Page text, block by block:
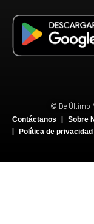
© De Último
Contáctanos
Sobre
Política de privacidad